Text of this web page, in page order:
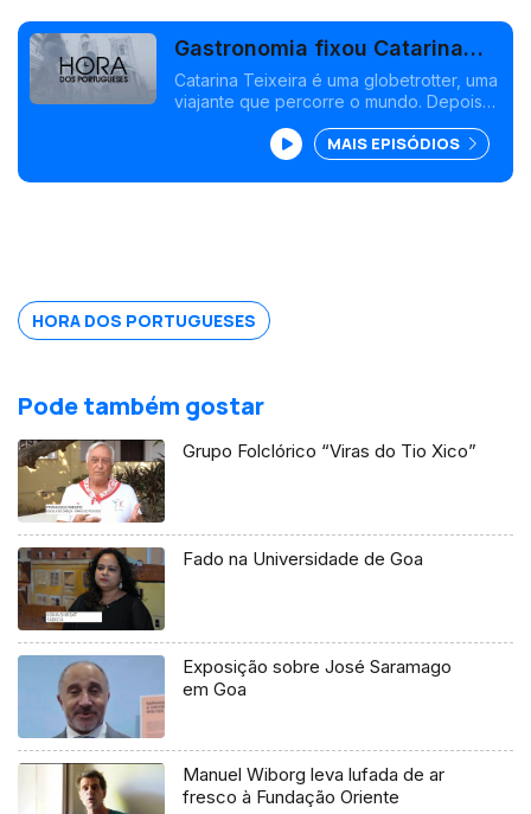
Gastronomia fixou Catarina
Teixeira na Índia
Catarina Teixeira é uma globetrotter, uma
viajante que percorre o mundo. Depois
Restauração na Escola de Hotelaria do
Estoril, viajou até Madrid onde estudou a
gastronomia francesa durante 9 meses.
MAIS EPISÓDIOS
HORA DOS PORTUGUESES
Pode também gostar
Grupo Folclórico “Viras do Tio Xico”
Fado na Universidade de Goa
Exposição sobre José Saramago
em Goa
Manuel Wiborg leva lufada de ar
fresco à Fundação Oriente